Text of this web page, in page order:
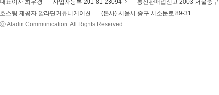
대표이사 최우경 사업자등록 201-81-23094
통신판매업신고 2003-서울중
호스팅 제공자 알라딘커뮤니케이션
(본사) 서울시 중구 서소문로 89-31
ⓒ Aladin Communication. All Rights Reserved.